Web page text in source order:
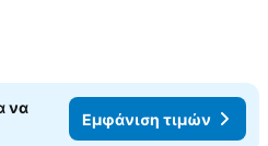
να
Εμφάνιση τιμών